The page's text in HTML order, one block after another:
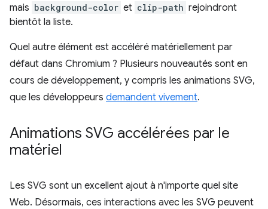
mais background-color et clip-path rejoindront
bientôt la liste.
Quel autre élément est accéléré matériellement par
défaut dans Chromium ? Plusieurs nouveautés sont en
cours de développement, y compris les animations SVG,
que les développeurs demandent vivement.
Animations SVG accélérées par le
matériel
Les SVG sont un excellent ajout à n'importe quel site
Web. Désormais, ces interactions avec les SVG peuvent